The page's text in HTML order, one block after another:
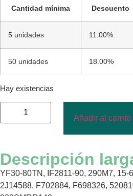
Cantidad mínima Descuento
5 unidades 11.00%
50 unidades 18.00%
Hay existencias
Añadir al carrito
Descripción
YF30-80TN, IF2811-90, 290M7, 15-
2J14588, F702884, F698326,